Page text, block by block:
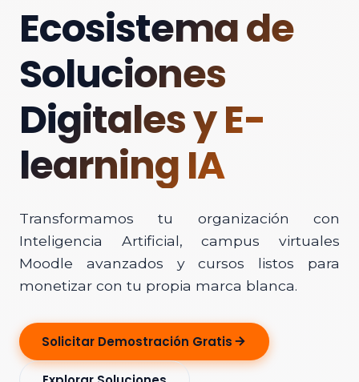
Ecosistema de
Soluciones
Digitales y E-
learning IA
Transformamos tu organización con
Inteligencia Artificial, campus virtuales
Moodle avanzados y cursos listos para
monetizar con tu propia marca blanca.
Solicitar Demostración Gratis